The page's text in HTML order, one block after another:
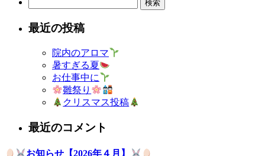
最近の投稿
院内のアロマ
暑すぎる夏
お仕事中に
雛祭り
クリスマス投稿
最近のコメント
お知らせ【2026年４月】